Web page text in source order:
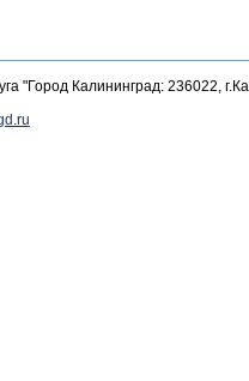
"Город Калининград: 236022,